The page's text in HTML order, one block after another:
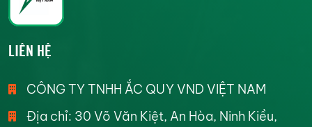
LIÊN HỆ
CÔNG TY TNHH ẮC QUY VND VIỆT NAM
Địa chỉ: 30 Võ Văn Kiệt, An Hòa, Ninh Kiều,